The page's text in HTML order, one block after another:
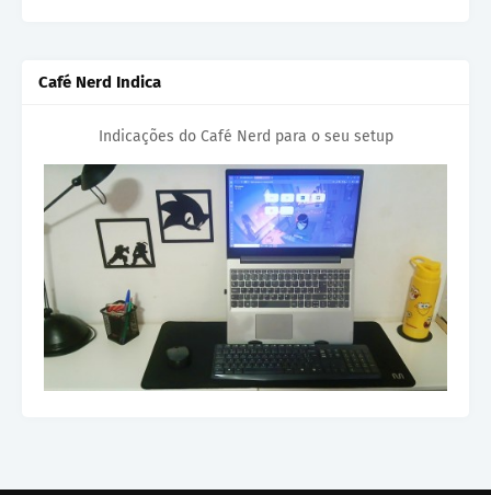
Café Nerd Indica
Indicações do Café Nerd para o seu setup